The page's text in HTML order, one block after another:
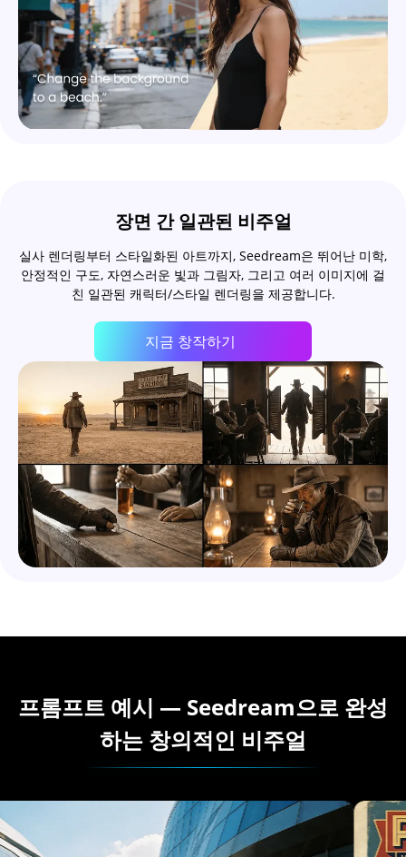
장면 간 일관된 비주얼
실사 렌더링부터 스타일화된 아트까지, Seedream은 뛰어난 미학,
안정적인 구도, 자연스러운 빛과 그림자, 그리고 여러 이미지에 걸
친 일관된 캐릭터/스타일 렌더링을 제공합니다.
지금 창작하기
프롬프트 예시 — Seedream으로 완성
하는 창의적인 비주얼